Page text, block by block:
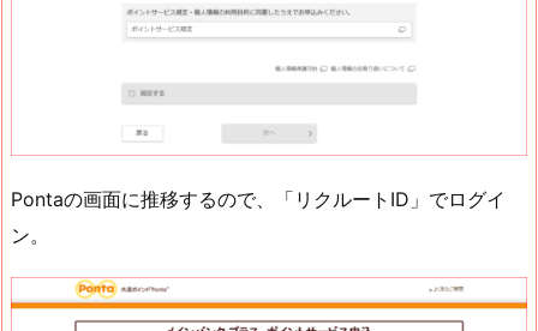
Pontaの画面に推移するので、「リクルートID」でログイ
ン。